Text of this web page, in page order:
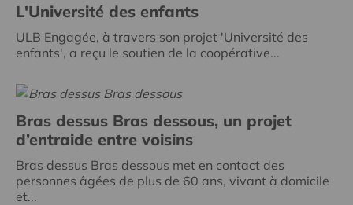
L'Université des enfants
ULB Engagée, à travers son projet 'Université des
enfants', a reçu le soutien de la coopérative...
Bras dessus Bras dessous, un projet
d’entraide entre voisins
Bras dessus Bras dessous met en contact des
personnes âgées de plus de 60 ans, vivant à domicile
et...